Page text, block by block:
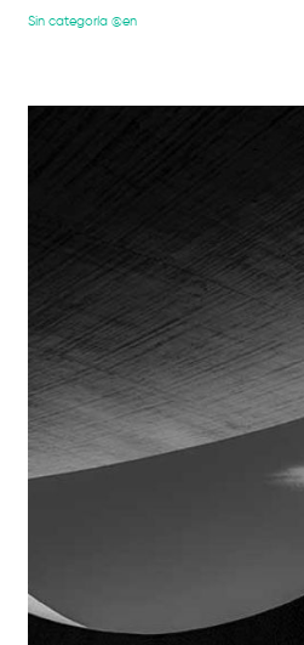
Sin categoría @en